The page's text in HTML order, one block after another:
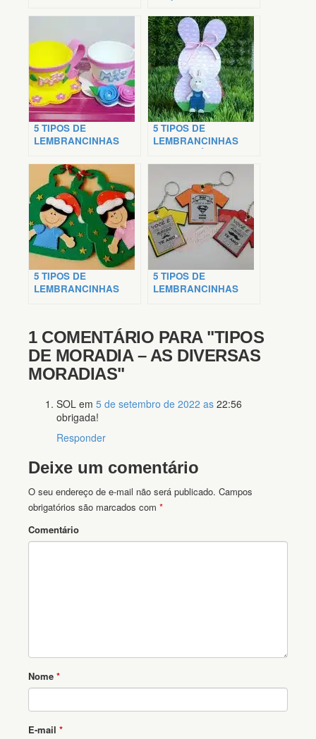
DO ÍNDIO
5 TIPOS DE
LEMBRANCINHAS
MÃES
5 TIPOS DE
LEMBRANCINHAS
PARA A PÁSCOA
5 TIPOS DE
LEMBRANCINHAS
5 TIPOS DE
LEMBRANCINHAS
1 COMENTÁRIO PARA "TIPOS
DE MORADIA – AS DIVERSAS
MORADIAS"
SOL em 5 de setembro de 2022 as 22:56
obrigada!
Responder
Deixe um comentário
O seu endereço de e-mail não será publicado. Campos
obrigatórios são marcados com *
Comentário
Nome *
E-mail *